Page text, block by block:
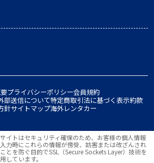
プライバシーポリシー会員規約
部送信について特定商取引法に基づく表示約款
針サイトマップ海外レンタカー
イトはセキュリティ確保のため、お客様の個人情報
力時にこれらの情報が傍受、妨害または改ざんされ
とを防ぐ目的でSSL（Secure Sockets Layer）技術を
しています。